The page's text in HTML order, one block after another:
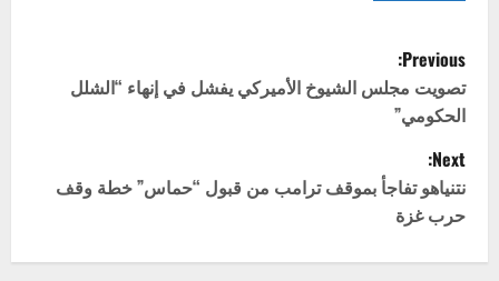
P
o
s
t
n
Previous:
تصويت مجلس الشيوخ الأميركي يفشل في إنهاء “الشلل
الحكومي”
Next:
نتنياهو تفاجأ بموقف ترامب من قبول “حماس” خطة وقف
حرب غزة